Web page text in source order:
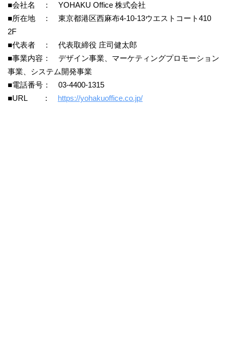
■会社名 ： YOHAKU Office 株式会社
■所在地 ： 東京都港区西麻布4-10-13ウエストコート410
2F
■代表者 ： 代表取締役 庄司健太郎
■事業内容： デザイン事業、マーケティングプロモーション
事業、システム開発事業
​■電話番号： ​03-4400-1315
■URL ： https://yohakuoffice.co.jp/